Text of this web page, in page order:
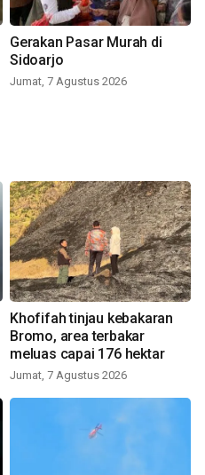
Gerakan Pasar Murah di
Sidoarjo
Jumat, 7 Agustus 2026
Khofifah tinjau kebakaran
Bromo, area terbakar
meluas capai 176 hektar
Jumat, 7 Agustus 2026